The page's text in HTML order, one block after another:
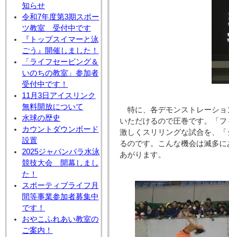
知らせ
令和7年度第3期スポー
ツ教室 受付中です
『トップスイマーと泳
ごう』開催しました！
「ライフセービング＆
いのちの教室」参加者
受付中です！
11月3日アイスリンク
無料開放について
水球の歴史
カウントダウンボード
設置
2025ジャパンパラ水泳
競技大会 開幕しまし
た！
スポーティブライフ月
間等事業参加者募集中
です！
おやこふれあい教室の
ご案内！
特に、各デモンストレーシ
いただけるので圧巻です。「
激しくスリリングな試合を、
るのです。こんな機会は滅多
あがります。